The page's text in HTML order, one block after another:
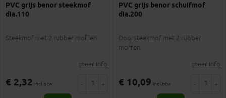
PVC grijs benor steekmof
dia.110
Steekmof met 2 rubber moffen
meer info
€ 2,32 incl.btw - +
PVC grijs benor schuifmof
dia.200
Doorsteekmof met 2 rubber
moffen
meer info
€ 10,09 incl.btw - +